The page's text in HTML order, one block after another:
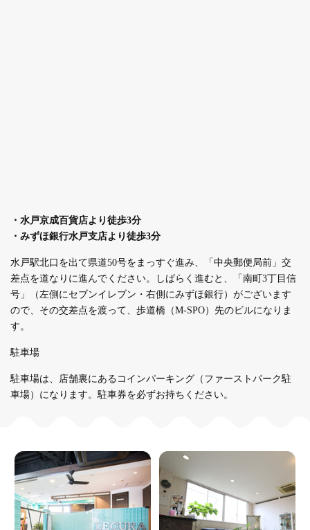
・水戸京成百貨店より徒歩3分
・みずほ銀行水戸支店より徒歩3分
水戸駅北口を出て県道50号をまっすぐ進み、「中央郵便局前」交
差点を道なりに進んでください。しばらく進むと、「南町3丁目信
号」（左側にセブンイレブン・右側にみずほ銀行）がございます
ので、その交差点を渡って、歩道橋（M-SPO）先のビルになりま
す。
駐車場
駐車場は、店舗裏にあるコインパーキング（ファーストパーク駐
車場）になります。駐車券を必ずお持ちください。